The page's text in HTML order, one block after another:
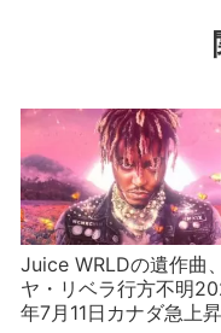
Juice WRLDの遺作曲
ヤ・リベラ行方不明
年7月11日カナダ急上